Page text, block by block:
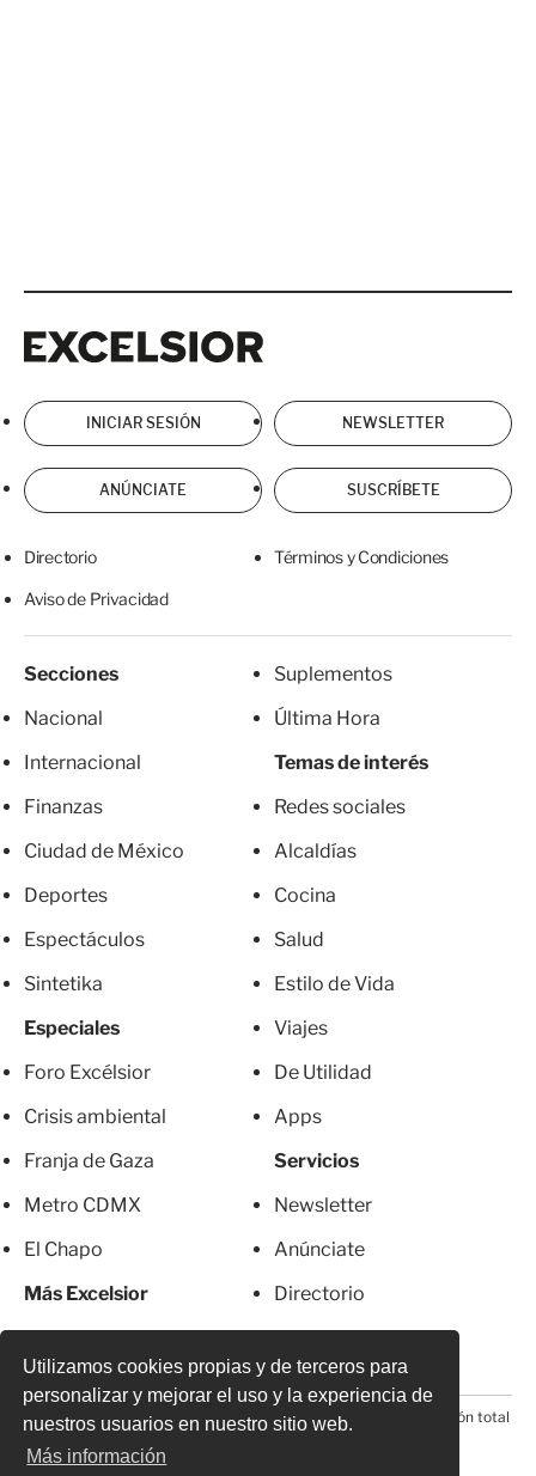
Utilizamos cookies propias y de terceros para
personalizar y mejorar el uso y la experiencia de
nuestros usuarios en nuestro sitio web.
Más información
INICIAR SESIÓN NEWSLETTER
ANÚNCIATE SUSCRÍBETE
Directorio Términos y Condiciones
Aviso de Privacidad
Secciones
Nacional
Internacional
Finanzas
Ciudad de México
Deportes
Espectáculos
Sintetika
Especiales
Foro Excélsior
Crisis ambiental
Franja de Gaza
Metro CDMX
El Chapo
Más Excelsior
Suplementos
Última Hora
Temas de interés
Redes sociales
Alcaldías
Cocina
Salud
Estilo de Vida
Viajes
De Utilidad
Apps
Servicios
Newsletter
Anúnciate
Directorio
© 2026 Todos los derechos reservados. Prohibida la reproducción total
o parcial, incluyendo cualquier medio electrónico*